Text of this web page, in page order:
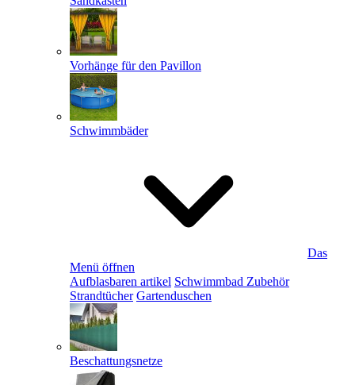
Vorhänge für den Pavillon
Schwimmbäder
Das
Menü öffnen
Aufblasbaren artikel Schwimmbad Zubehör
Strandtücher Gartenduschen
Beschattungsnetze